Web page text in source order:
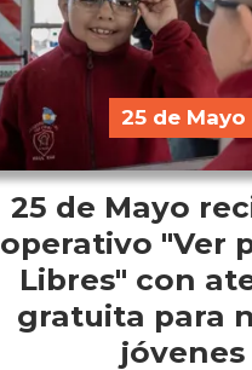
25 de Mayo
operativo "Ver
Libres" con
gratuita para
jóvenes
25 de Mayo